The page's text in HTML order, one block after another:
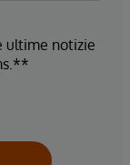
ultime notizie